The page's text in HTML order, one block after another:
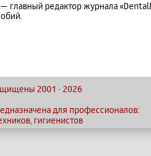
главный редактор журнала
2001 - 2026
для профессионалов:
гигиенистов